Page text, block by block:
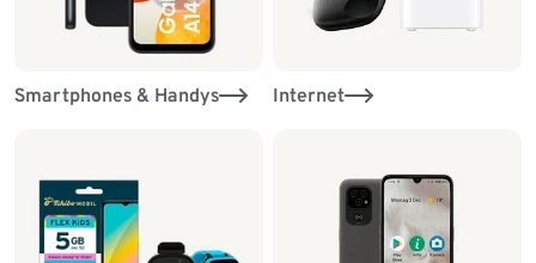
Smartphones & Handys Internet